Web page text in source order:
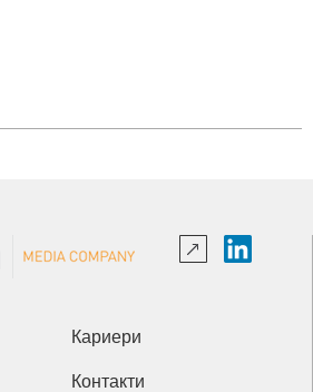
Кариери
Контакти